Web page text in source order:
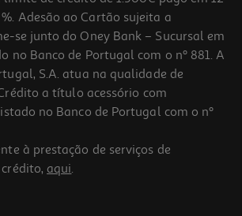
%. Adesão ao Cartão sujeita a
se junto do Oney Bank – Sucursal em
no Banco de Portugal com o nº 881. A
S.A. atua na qualidade de
a título acessório com
no Banco de Portugal com o nº
à prestação de serviços de
aqui.